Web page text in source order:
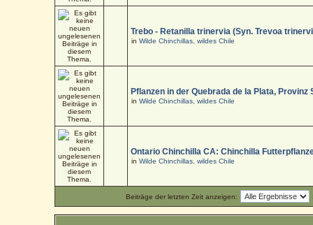
Trebo - Retanilla trinervia (Syn. Trevoa
inWilde Chinchillas, wildes Chile
Pflanzen in der Quebrada de la Plata, Provinz
inWilde Chinchillas, wildes Chile
Ontario Chinchilla CA: Chinchilla
inWilde Chinchillas, wildes Chile
Beiträge der letzten Zeit anzeigen: